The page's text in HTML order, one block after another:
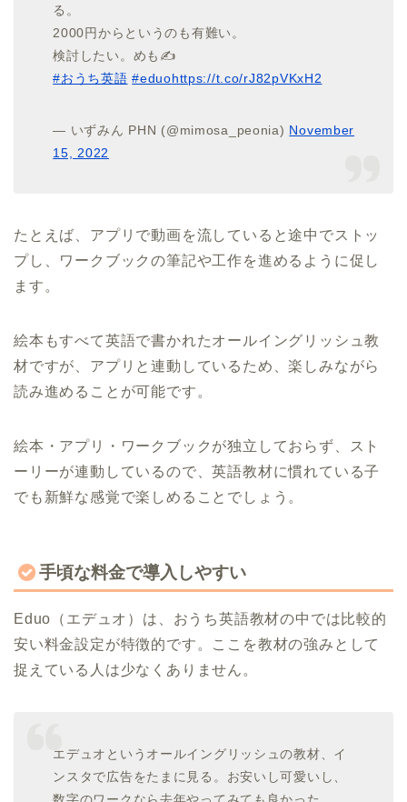
る。
2000円からというのも有難い。
検討したい。めも✍️
#おうち英語 #eduohttps://t.co/rJ82pVKxH2
— いずみん PHN (@mimosa_peonia) November
15, 2022
たとえば、アプリで動画を流していると途中でストッ
プし、ワークブックの筆記や工作を進めるように促し
ます。
絵本もすべて英語で書かれたオールイングリッシュ教
材ですが、アプリと連動しているため、楽しみながら
読み進めることが可能です。
絵本・アプリ・ワークブックが独立しておらず、スト
ーリーが連動しているので、英語教材に慣れている子
でも新鮮な感覚で楽しめることでしょう。
手頃な料金で導入しやすい
Eduo（エデュオ）は、おうち英語教材の中では比較的
安い料金設定が特徴的です。ここを教材の強みとして
捉えている人は少なくありません。
エデュオというオールイングリッシュの教材、イ
ンスタで広告をたまに見る。お安いし可愛いし、